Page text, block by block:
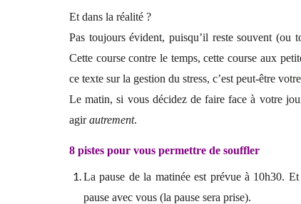
Et dans la réalité ?
Pas toujours évident, puisqu’il reste souvent
Cette course contre le temps, cette course aux
ce texte sur la gestion du stress, c’est peut-être
Le matin, si vous décidez de faire face à votre
agirautrement.
8 pistes pour vous permettre de souffler
La pause de la matinée est prévue à 10h30.
pause avec vous (la pause sera prise).